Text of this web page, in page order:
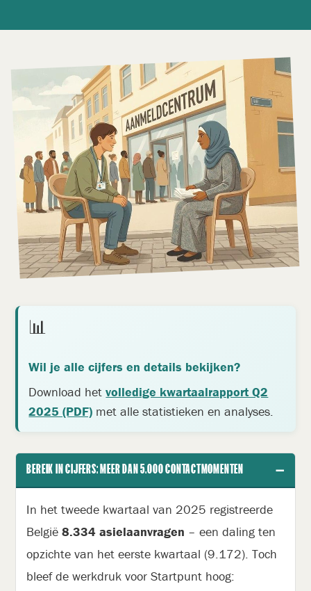
📊
Wil je alle cijfers en details bekijken?
Download hetvolledige kwartaalrapport Q2
2025 (PDF) met alle statistieken en analyses.
BEREIK IN CIJFERS: MEER DAN 5.000 CONTACTMOMENTEN −
In het tweede kwartaal van 2025 registreerde
België8.334 asielaanvragen – een daling ten
opzichte van het eerste kwartaal (9.172). Toch
bleef de werkdruk voor Startpunt hoog: